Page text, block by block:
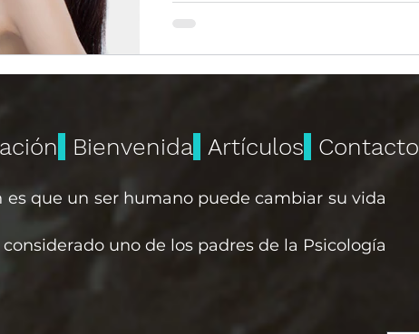
Bienvenida Artículos Contacto
que un ser humano puede cambiar su vida
considerado uno de los padres de la Psicología